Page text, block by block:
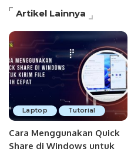
Artikel Lainnya
Laptop Tutorial
Cara Menggunakan Quick
Share di Windows untuk